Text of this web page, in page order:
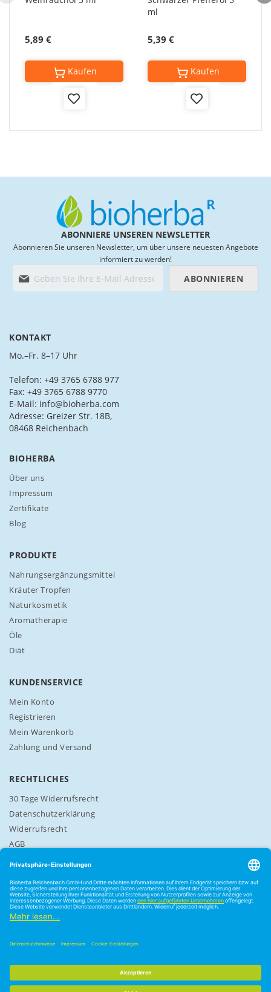
5,89 €
Add
Kaufen
ml
5,39 €
Add
Kaufen
ABONNIERE UNSEREN NEWSLETTER
Abonnieren Sie unseren Newsletter, um über unsere neuesten Angebote
informiert zu werden!
l
S
i
s
i
c
h
f
u
n
r
e
e
w
s
e
t
t
e
n
ABONNIEREN
KONTAKT
Mo.–Fr. 8–17 Uhr
Telefon: +49 3765 6788 977
Fax: +49 3765 6788 9770
E-Mail: info@bioherba.com
Adresse: Greizer Str. 18B,
08468 Reichenbach
BIOHERBA
Über uns
Impressum
Zertifikate
Blog
PRODUKTE
Nahrungsergänzungsmittel
Kräuter Tropfen
Naturkosmetik
Aromatherapie
Öle
Diät
KUNDENSERVICE
Mein Konto
Registrieren
Mein Warenkorb
Zahlung und Versand
RECHTLICHES
30 Tage Widerrufsrecht
Datenschutzerklärung
Widerrufsrecht
AGB